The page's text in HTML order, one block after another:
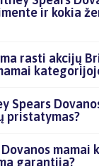
ir kokia
rasti akcijų
Spears
pristatymas?
mamai
garantija?